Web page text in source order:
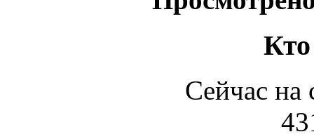
Кто
Сейчас на